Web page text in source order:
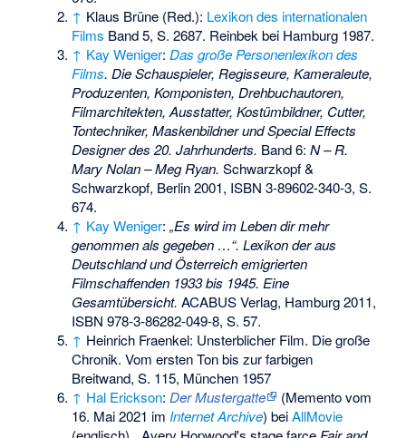
↑ Klaus Brüne (Red.): Lexikon des internationalen
Films Band 5, S. 2687. Reinbek bei Hamburg 1987.
↑ Kay Weniger:Das große Personenlexikon des
Films. Die Schauspieler, Regisseure, Kameraleute,
Produzenten, Komponisten, Drehbuchautoren,
Filmarchitekten, Ausstatter, Kostümbildner, Cutter,
Tontechniker, Maskenbildner und Special Effects
Designer des 20. Jahrhunderts. Band 6:N – R.
Mary Nolan – Meg Ryan. Schwarzkopf &
Schwarzkopf, Berlin 2001, ISBN 3-89602-340-3, S.
674.
↑ Kay Weniger:„Es wird im Leben dir mehr
genommen als gegeben …“. Lexikon der aus
Deutschland und Österreich emigrierten
Filmschaffenden 1933 bis 1945. Eine
Gesamtübersicht. ACABUS Verlag, Hamburg 2011,
ISBN 978-3-86282-049-8, S. 57.
↑ Heinrich Fraenkel: Unsterblicher Film. Die große
Chronik. Vom ersten Ton bis zur farbigen
Breitwand, S. 115, München 1957
↑ Hal Erickson: Der Mustergatte (Mementovom
16. Mai 2021 im Internet Archive) beiAllMovie